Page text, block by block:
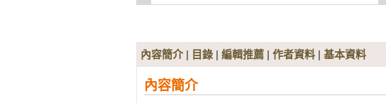
內容簡介| 目錄 | 編輯推薦 | 作者資料 | 基本資料
內容簡介